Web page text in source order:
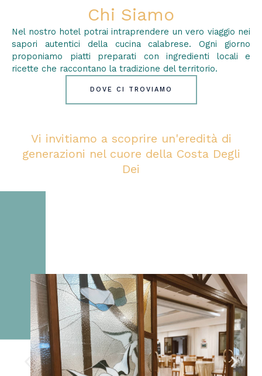
Chi Siamo
Nel nostro hotel potrai intraprendere un vero viaggio nei
sapori autentici della cucina calabrese. Ogni giorno
proponiamo piatti preparati con ingredienti locali e
ricette che raccontano la tradizione del territorio.
DOVE CI TROVIAMO
Vi invitiamo a scoprire un'eredità di
generazioni nel cuore della Costa Degli
Dei